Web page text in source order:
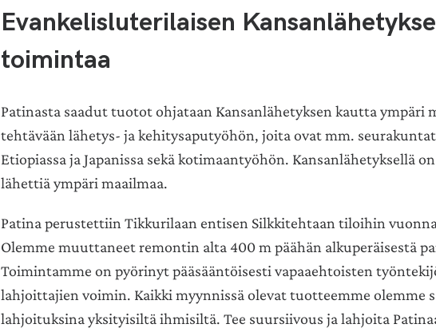
Evankelisluterilaisen Kansan
toimintaa
Patinasta saadut tuotot ohjataan Kansanlähetyksen kautta ympäri
tehtävään lähetys- ja kehitysaputyöhön, joita ovat mm.
Etiopiassa ja Japanissa sekä kotimaantyöhön. Kansanlähetyksellä
lähettiä ympäri maailmaa.
Patina perustettiin Tikkurilaan entisen Silkkitehtaan tiloihin
Olemme muuttaneet remontin alta 400 m päähän alkuperäisestä
Toimintamme on pyörinyt pääsääntöisesti vapaaehtoisten
lahjoittajien voimin. Kaikki myynnissä olevat tuotteemme olemme
lahjoituksina yksityisiltä ihmisiltä. Tee suursiivous ja lahjoita